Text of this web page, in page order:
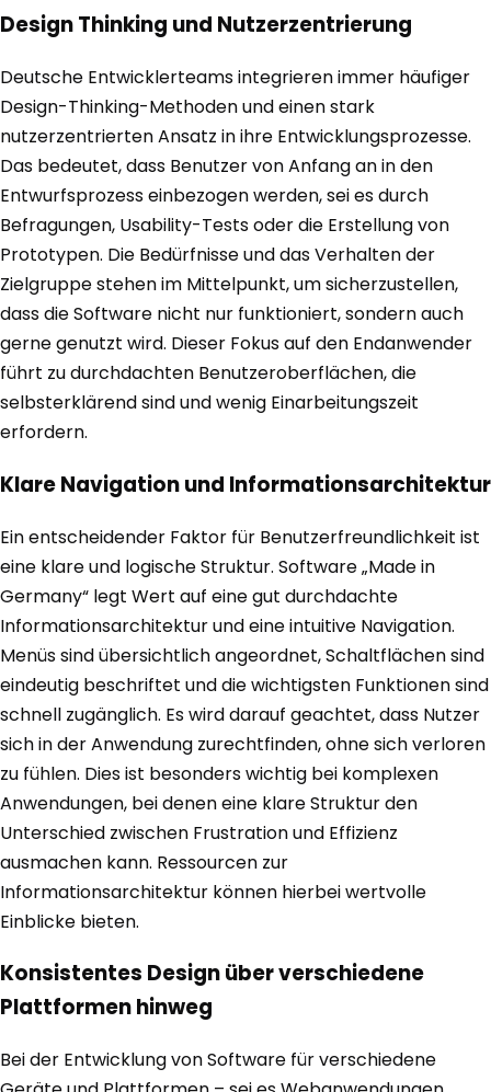
Design Thinking und Nutzerzentrierung
Deutsche Entwicklerteams integrieren immer häufiger
Design-Thinking-Methoden und einen stark
nutzerzentrierten Ansatz in ihre Entwicklungsprozesse.
Das bedeutet, dass Benutzer von Anfang an in den
Entwurfsprozess einbezogen werden, sei es durch
Befragungen, Usability-Tests oder die Erstellung von
Prototypen. Die Bedürfnisse und das Verhalten der
Zielgruppe stehen im Mittelpunkt, um sicherzustellen,
dass die Software nicht nur funktioniert, sondern auch
gerne genutzt wird. Dieser Fokus auf den Endanwender
führt zu durchdachten Benutzeroberflächen, die
selbsterklärend sind und wenig Einarbeitungszeit
erfordern.
Klare Navigation und Informationsarchitektur
Ein entscheidender Faktor für Benutzerfreundlichkeit ist
eine klare und logische Struktur. Software „Made in
Germany“ legt Wert auf eine gut durchdachte
Informationsarchitektur und eine intuitive Navigation.
Menüs sind übersichtlich angeordnet, Schaltflächen sind
eindeutig beschriftet und die wichtigsten Funktionen sind
schnell zugänglich. Es wird darauf geachtet, dass Nutzer
sich in der Anwendung zurechtfinden, ohne sich verloren
zu fühlen. Dies ist besonders wichtig bei komplexen
Anwendungen, bei denen eine klare Struktur den
Unterschied zwischen Frustration und Effizienz
ausmachen kann. Ressourcen zur
Informationsarchitektur können hierbei wertvolle
Einblicke bieten.
Konsistentes Design über verschiedene
Plattformen hinweg
Bei der Entwicklung von Software für verschiedene